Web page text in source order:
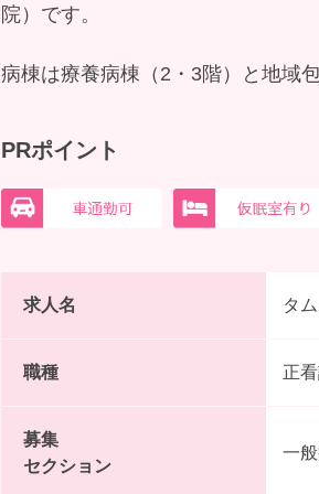
院）です。
病棟は療養病棟（2・3階）と地域
PRポイント
求人名 タ
職種 正
募集
セクション